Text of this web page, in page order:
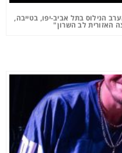
הנילוס בתל אביב-יפו, בטייבה,
האזורית לב השרון"